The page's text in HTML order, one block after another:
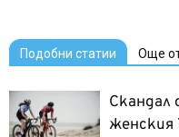
Подобни статии Още
Скандал
женския